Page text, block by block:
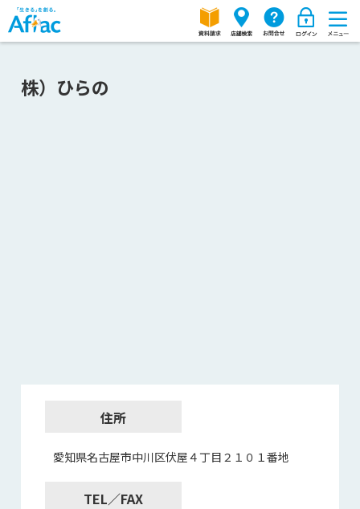
株）ひらの
住所
愛知県名古屋市中川区伏屋４丁目２１０１番地
TEL／FAX